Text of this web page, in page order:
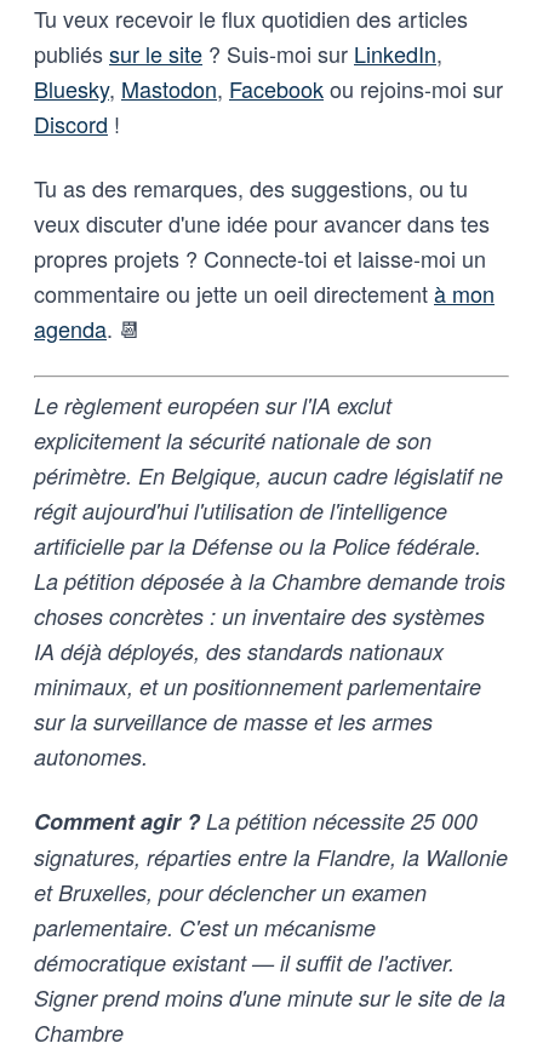
Tu veux recevoir le flux quotidien des articles
publiéssur le site ? Suis-moi sur LinkedIn,
Bluesky, Mastodon, Facebookou rejoins-moi sur
Discord !
Tu as des remarques, des suggestions, ou tu
veux discuter d'une idée pour avancer dans tes
propres projets ? Connecte-toi et laisse-moi un
commentaire ou jette un oeil directementà mon
agenda. 📆
Le règlement européen sur l'IA exclut
explicitement la sécurité nationale de son
périmètre. En Belgique, aucun cadre législatif ne
régit aujourd'hui l'utilisation de l'intelligence
artificielle par la Défense ou la Police fédérale.
La pétition déposée à la Chambre demande trois
choses concrètes : un inventaire des systèmes
IA déjà déployés, des standards nationaux
minimaux, et un positionnement parlementaire
sur la surveillance de masse et les armes
autonomes.
Comment agir ?La pétition nécessite 25 000
signatures, réparties entre la Flandre, la Wallonie
et Bruxelles, pour déclencher un examen
parlementaire. C'est un mécanisme
démocratique existant — il suffit de l'activer.
Signer prend moins d'une minute sur le site de la
Chambre